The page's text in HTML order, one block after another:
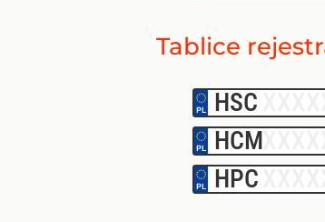
Tablice
HSC
HCM
HPC